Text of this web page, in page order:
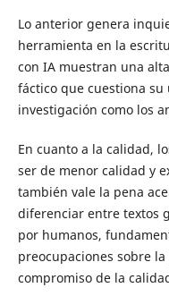
Lo anterior genera
herramienta en la
con IA muestran una
fáctico que cuestiona su
investigación como los
En cuanto a la calidad,
ser de menor calidad y
también vale la pena
diferenciar entre textos
por humanos,
preocupaciones sobre
compromiso de la